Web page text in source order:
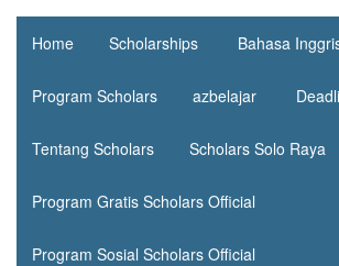
Home Scholarships Bahasa
Program Scholars azbelajar
Tentang Scholars Scholars Solo Raya
Program Gratis Scholars Official
Program Sosial Scholars Official